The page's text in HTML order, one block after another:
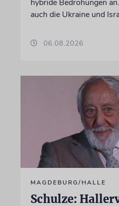
hybride Bedrohungen
auch die Ukraine und
06.08.2026
MAGDEBURG/HALLE
Schulze: